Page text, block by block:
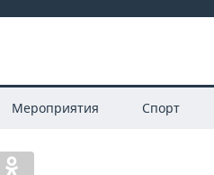
Мероприятия Спорт